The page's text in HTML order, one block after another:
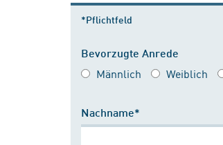
*Pflichtfeld
Bevorzugte Anrede
Männlich Weiblich
Nachname*